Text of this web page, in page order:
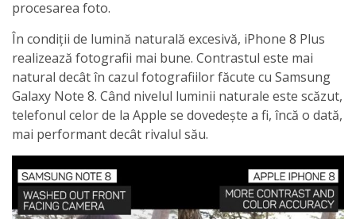
procesarea foto.
În condiții de lumină naturală excesivă, iPhone 8 Plus
realizează fotografii mai bune. Contrastul este mai
natural decât în cazul fotografiilor făcute cu Samsung
Galaxy Note 8. Când nivelul luminii naturale este scăzut,
telefonul celor de la Apple se dovedește a fi, încă o dată,
mai performant decât rivalul său.